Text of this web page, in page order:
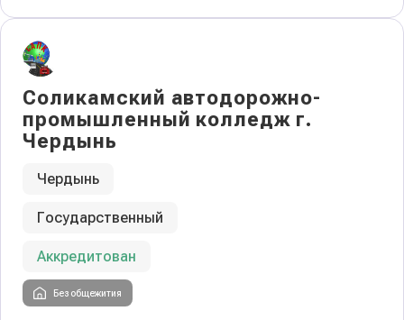
Соликамский автодорожно-
промышленный колледж г.
Чердынь
Чердынь
Государственный
Аккредитован
Без общежития